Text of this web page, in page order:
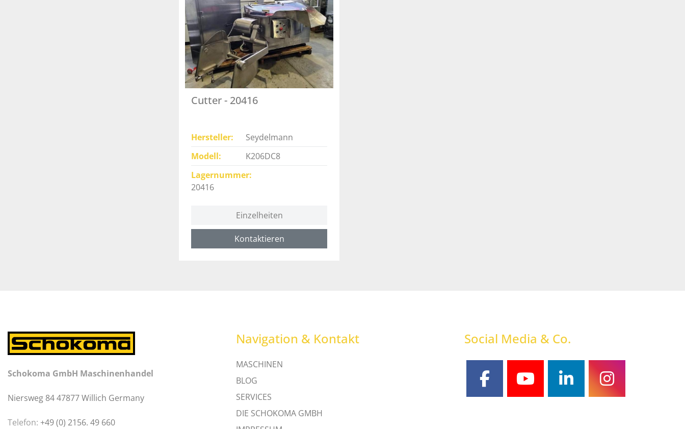
Cutter - 20416
Hersteller
Seydelmann
Modell
K206DC8
Lagernummer
20416
Einzelheiten
Kontaktieren
Schokoma GmbH Maschinenhandel
Niersweg 84 47877 Willich Germany
Telefon: +49 (0) 2156. 49 660
Navigation & Kontakt
MASCHINEN
BLOG
SERVICES
DIE SCHOKOMA GMBH
Social Media & Co.
facebookyoutubelinkedininstagram